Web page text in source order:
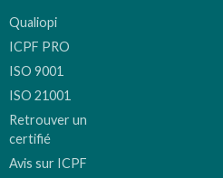
Qualiopi
ICPF PRO
ISO 9001
ISO 21001
Retrouver un
certifié
Avis sur ICPF